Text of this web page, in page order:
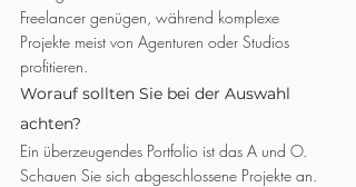
Freelancer genügen, während komplexe
Projekte meist von Agenturen oder Studios
profitieren.
Worauf sollten Sie bei der Auswahl
achten?
Ein überzeugendes Portfolio ist das A und O.
Schauen Sie sich abgeschlossene Projekte an.